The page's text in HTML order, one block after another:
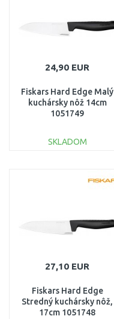
24,90 EUR
Fiskars Hard Edge Malý
kuchársky nôž 14cm
1051749
SKLADOM
27,10 EUR
Fiskars Hard Edge
Stredný kuchársky nôž,
17cm 1051748